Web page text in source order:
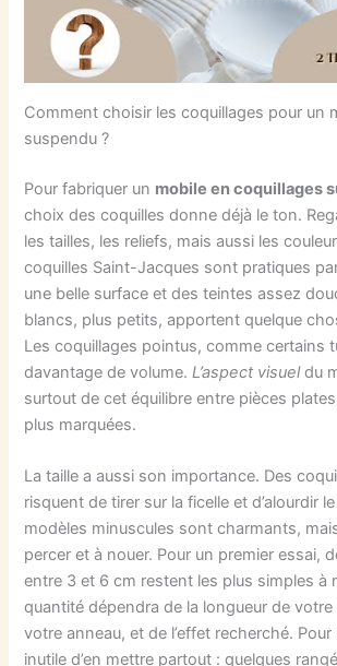
Comment choisir les coquillages pour un
suspendu ?
Pour fabriquer un mobile en coquillages
choix des coquilles donne déjà le ton.
les tailles, les reliefs, mais aussi les
coquilles Saint-Jacques sont pratiques
une belle surface et des teintes assez
blancs, plus petits, apportent quelque
Les coquillages pointus, comme certains
davantage de volume.L’aspect visueldu
surtout de cet équilibre entre pièces
plus marquées.
La taille a aussi son importance. Des
risquent de tirer sur la ficelle et d’alourdir
modèles minuscules sont charmants,
percer et à nouer. Pour un premier essai,
entre 3 et 6 cm restent les plus simples à
quantité dépendra de la longueur de
votre anneau, et de l’effet recherché. Pour
inutile d’en mettre partout : quelques